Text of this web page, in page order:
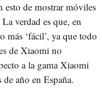
esto de mostrar móviles
verdad es que, en
más ‘fácil’, ya que todo
de Xiaomi no
a la gama Xiaomi
año en España.